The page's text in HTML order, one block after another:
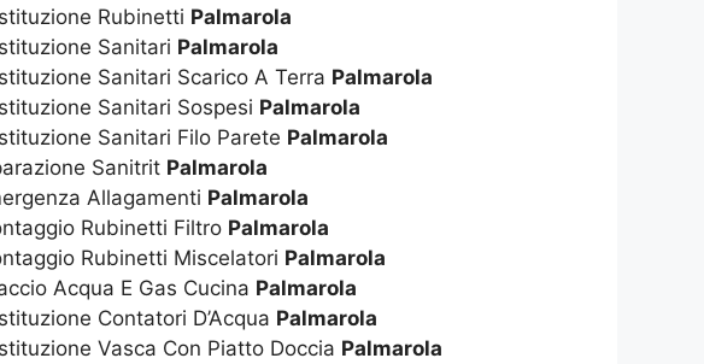
Rubinetti Palmarola
Sanitari Palmarola
Sanitari Scarico A Terra Palmarola
Sanitari Sospesi Palmarola
Sanitari Filo Parete Palmarola
Sanitrit Palmarola
Allagamenti Palmarola
Rubinetti Filtro Palmarola
Rubinetti Miscelatori Palmarola
Acqua E Gas Cucina Palmarola
Contatori D’Acqua Palmarola
Vasca Con Piatto Doccia Palmarola